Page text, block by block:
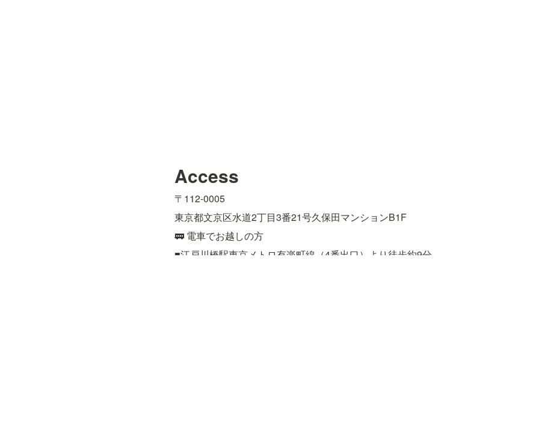
Access
〒112-0005
東京都文京区水道2丁目3番21号久保田マンションB1F
🚃 電車でお越しの方
■江戸川橋駅東京メトロ有楽町線（4番出口）より徒歩約9分